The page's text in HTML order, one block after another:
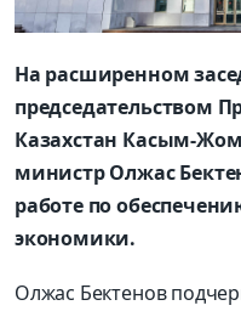
На расширенном
председательством
Казахстан Касым-
министр Олжас
работе по
экономики.
Олжас Бектенов